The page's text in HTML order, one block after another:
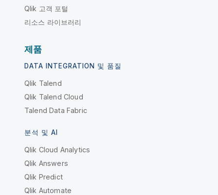
Qlik 고객 포털
리소스 라이브러리
제품
DATA INTEGRATION 및 품질
Qlik Talend
Qlik Talend Cloud
Talend Data Fabric
분석 및 AI
Qlik Cloud Analytics
Qlik Answers
Qlik Predict
Qlik Automate